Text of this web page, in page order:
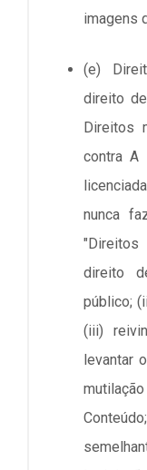
imagens
(e)
direito
Direitos
contra A
nunca
direito
público;
(iii)
levantar